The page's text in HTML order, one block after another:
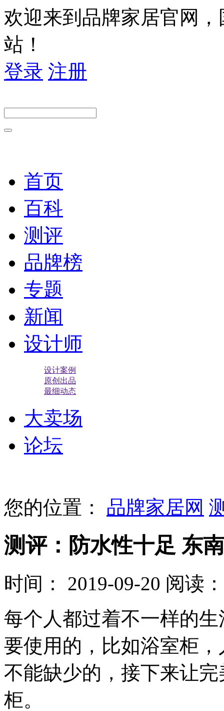
欢迎来到品牌家居官网
站！
登录 注册
首页
百科
测评
品牌榜
专题
新闻
设计师
设计案例
原创出品
最细动态
大卖场
论坛
您的位置： 品牌家居网
测评：防水性十足 东
时间： 2019-09-20 阅读
每个人都过着不一样的
要使用的，比如浴室柜
不能缺少的，接下来让
柜。